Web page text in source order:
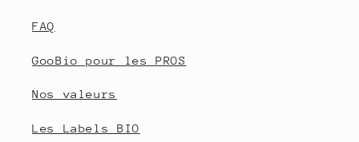
FAQ
GooBio pour les PROS
Nos valeurs
Les Labels BIO